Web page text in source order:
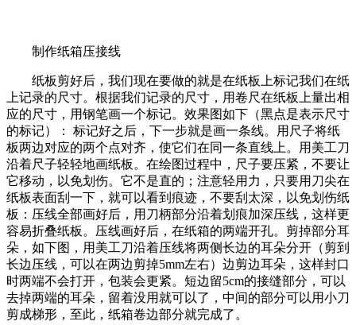
制作纸箱压接线
纸板剪好后，我们现在要做的就是在纸板上标记我们在纸
上记录的尺寸。根据我们记录的尺寸，用卷尺在纸板上量出相
应的尺寸，用钢笔画一个标记。效果图如下（黑点是表示尺寸
的标记）： 标记好之后，下一步就是画一条线。用尺子将纸
板两边对应的两个点对齐，使它们在同一条直线上。用美工刀
沿着尺子轻轻地画纸板。在绘图过程中，尺子要压紧，不要让
它移动，以免划伤。它不是直的；注意轻用力，只要用刀尖在
纸板表面刮一下，就可以看到痕迹，不要刮太深，以免划伤纸
板：压线全部画好后，用刀柄部分沿着划痕加深压线，这样更
容易折叠纸板。压线画好后，在纸箱的两端开孔。剪掉部分耳
朵，如下图，用美工刀沿着压线将两侧长边的耳朵分开（剪到
长边压线，可以在两边剪掉5mm左右）边剪边耳朵，这样封口
时两端不会打开，包装会更紧。短边留5cm的接缝部分，可以
去掉两端的耳朵，留着没用就可以了，中间的部分可以用小刀
剪成梯形，至此，纸箱卷边部分就完成了。